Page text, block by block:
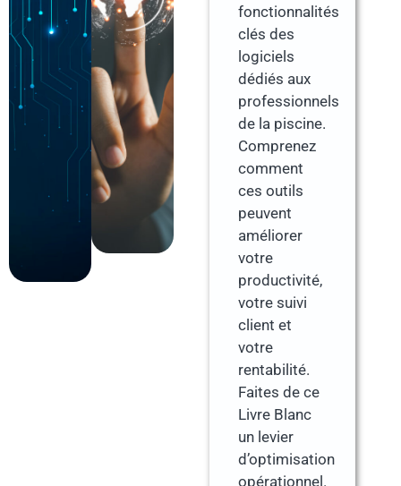
fonctionnalités
clés des
logiciels
dédiés aux
professionnels
de la piscine.
Comprenez
comment
ces outils
peuvent
améliorer
votre
productivité,
votre suivi
client et
votre
rentabilité.
Faites de ce
Livre Blanc
un levier
d’optimisation
opérationnel.